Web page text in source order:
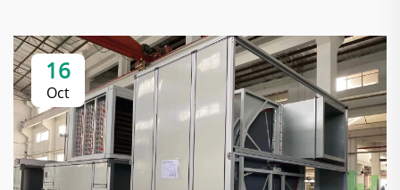
16
Oct